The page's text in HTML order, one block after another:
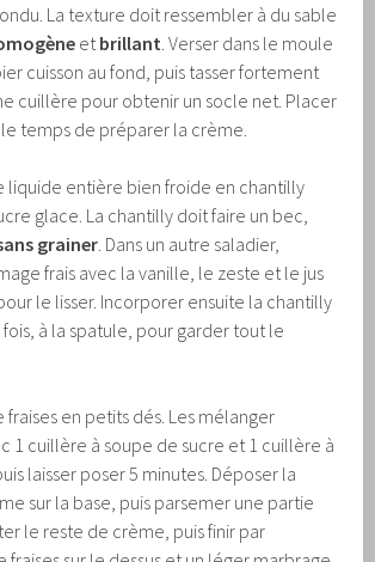
La texture doit ressembler à du sable
etbrillant. Verser dans le moule
cuisson au fond, puis tasser fortement
cuillère pour obtenir un socle net. Placer
temps de préparer la crème.
liquide entière bien froide en chantilly
glace. La chantilly doit faire un bec,
grainer. Dans un autre saladier,
frais avec la vanille, le zeste et le jus
le lisser. Incorporer ensuite la chantilly
à la spatule, pour garder tout le
fraises en petits dés. Les mélanger
1 cuillère à soupe de sucre et 1 cuillère à
laisser poser 5 minutes. Déposer la
sur la base, puis parsemer une partie
le reste de crème, puis finir par